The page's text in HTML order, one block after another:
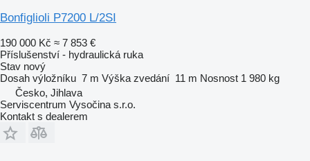
Bonfiglioli P7200 L/2SI
190 000 Kč ≈ 7 853 €
Příslušenství - hydraulická ruka
Stav nový
Dosah výložníku 7 m Výška zvedání 11 m Nosnost 1 980 kg
Česko, Jihlava
Serviscentrum Vysočina s.r.o.
Kontakt s dealerem